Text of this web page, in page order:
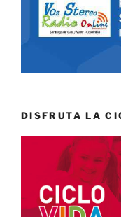
DISFRUTA LA